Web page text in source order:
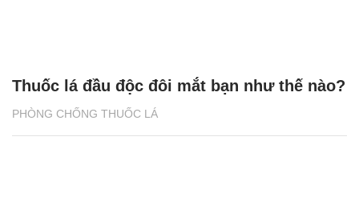
PHÒNG CHỐNG THUỐC LÁ
Thuốc lá đầu độc đôi mắt bạn như thế nào?